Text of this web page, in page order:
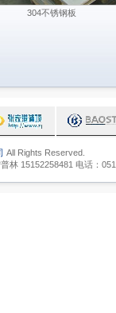
304不锈钢板
All Rights Reserved.
林 15152258481 电话：